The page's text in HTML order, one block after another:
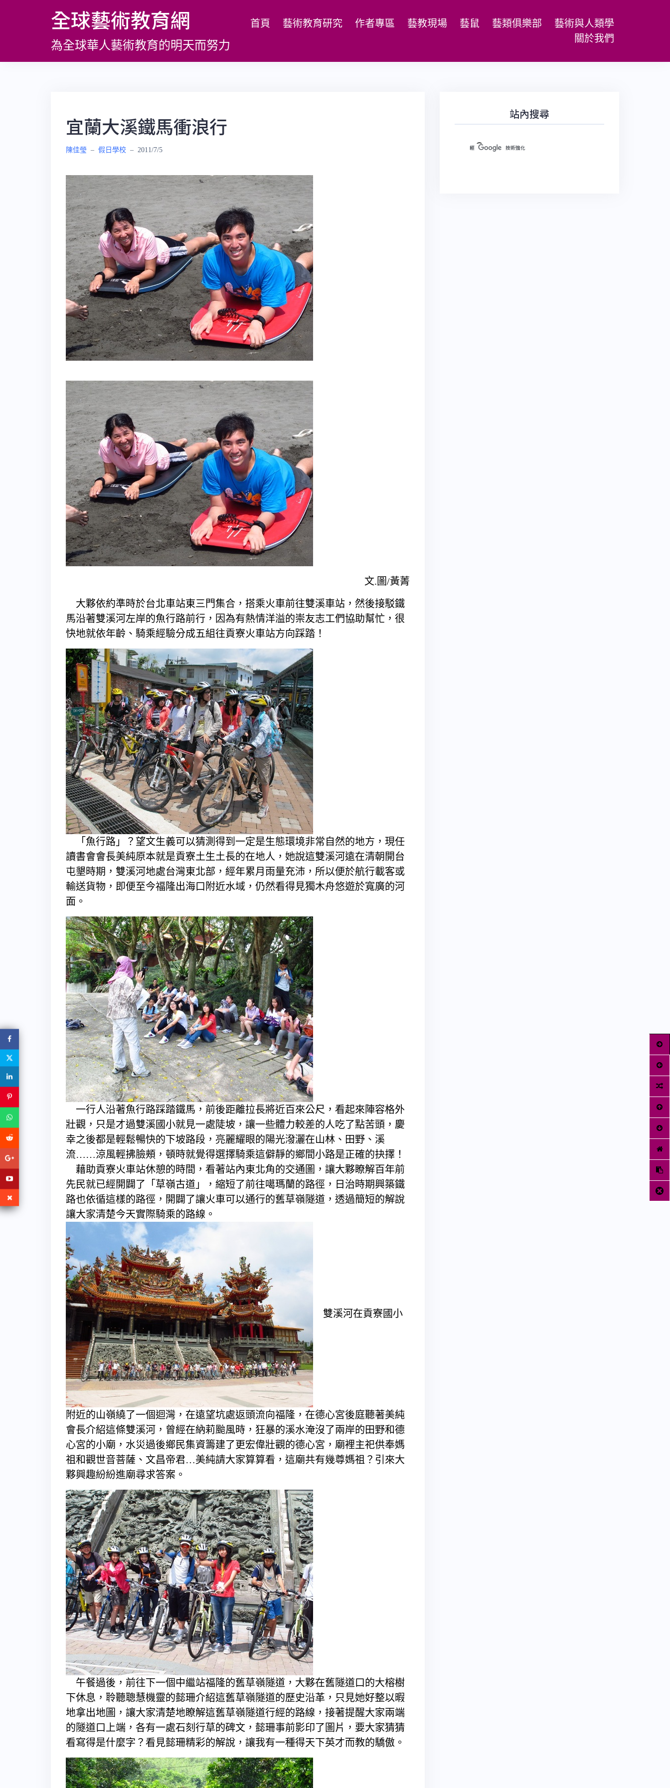
全球藝術教育網
為全球華人藝術教育的明天而努力
首頁 藝術教育研究 作者專區 藝教現場 藝鼠 藝類俱樂部
藝術與人類學
關於我們
宜蘭大溪鐵馬衝浪行
陳佳瑩 – 假日學校 – 2011/7/5
文.圖/黃菁
大夥依約準時於台北車站東三門集合，搭乘火車前往雙溪車站，然後接駁鐵
馬沿著雙溪河左岸的魚行路前行，因為有熱情洋溢的崇友志工們協助幫忙，很
快地就依年齡、騎乘經驗分成五組往貢寮火車站方向踩踏！
「魚行路」？望文生義可以猜測得到一定是生態環境非常自然的地方，現任
讀書會會長美純原本就是貢寮土生土長的在地人，她說這雙溪河遠在清朝開台
屯墾時期，雙溪河地處台灣東北部，經年累月雨量充沛，所以便於航行載客或
輸送貨物，即便至今福隆出海口附近水域，仍然看得見獨木舟悠遊於寬廣的河
面。
一行人沿著魚行路踩踏鐵馬，前後距離拉長將近百來公尺，看起來陣容格外
壯觀，只是才過雙溪國小就見一處陡坡，讓一些體力較差的人吃了點苦頭，慶
幸之後都是輕鬆暢快的下坡路段，亮麗耀眼的陽光潑灑在山林、田野、溪
流……涼風輕拂臉頰，頓時就覺得選擇騎乘這僻靜的鄉間小路是正確的抉擇！
藉助貢寮火車站休憩的時間，看著站內東北角的交通圖，讓大夥瞭解百年前
先民就已經開闢了「草嶺古道」，縮短了前往噶瑪蘭的路徑，日治時期興築鐵
路也依循這樣的路徑，開闢了讓火車可以通行的舊草嶺隧道，透過簡短的解說
讓大家清楚今天實際騎乘的路線。
雙溪河在貢寮國小
附近的山嶺繞了一個迴灣，在遠望坑處返頭流向福隆，在德心宮後庭聽著美純
會長介紹這條雙溪河，曾經在納莉颱風時，狂暴的溪水淹沒了兩岸的田野和德
心宮的小廟，水災過後鄉民集資籌建了更宏偉壯觀的德心宮，廟裡主祀供奉媽
祖和觀世音菩薩、文昌帝君…美純請大家算算看，這廟共有幾尊媽祖？引來大
夥興趣紛紛進廟尋求答案。
午餐過後，前往下一個中繼站福隆的舊草嶺隧道，大夥在舊隧道口的大榕樹
下休息，聆聽聰慧機靈的懿珊介紹這舊草嶺隧道的歷史沿革，只見她好整以暇
地拿出地圖，讓大家清楚地瞭解這舊草嶺隧道行經的路線，接著提醒大家兩端
的隧道口上端，各有一處石刻行草的碑文，懿珊事前影印了圖片，要大家猜猜
看寫得是什麼字？看見懿珊精彩的解說，讓我有一種得天下英才而教的驕傲。
站內搜尋